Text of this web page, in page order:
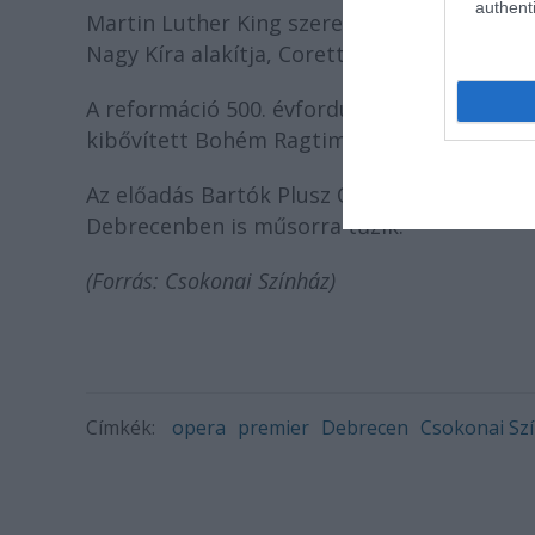
Martin Luther King szerepében Biri
Nagy Kíra alakítja, Corette barátnőjét
A reformáció 500. évfordulója alkalmából
kibővített Bohém Ragtime Jazz Band
Az előadás Bartók Plusz Operafesztiválon
Debrecenben is műsorra tűzik.
(Forrás: Csokonai Színház)
Címkék: opera premier Debrecen Csokonai